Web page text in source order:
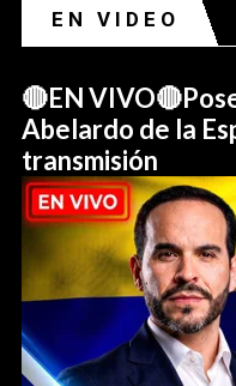
EN VIDEO
🔴EN
Abelardo de la
transmisión